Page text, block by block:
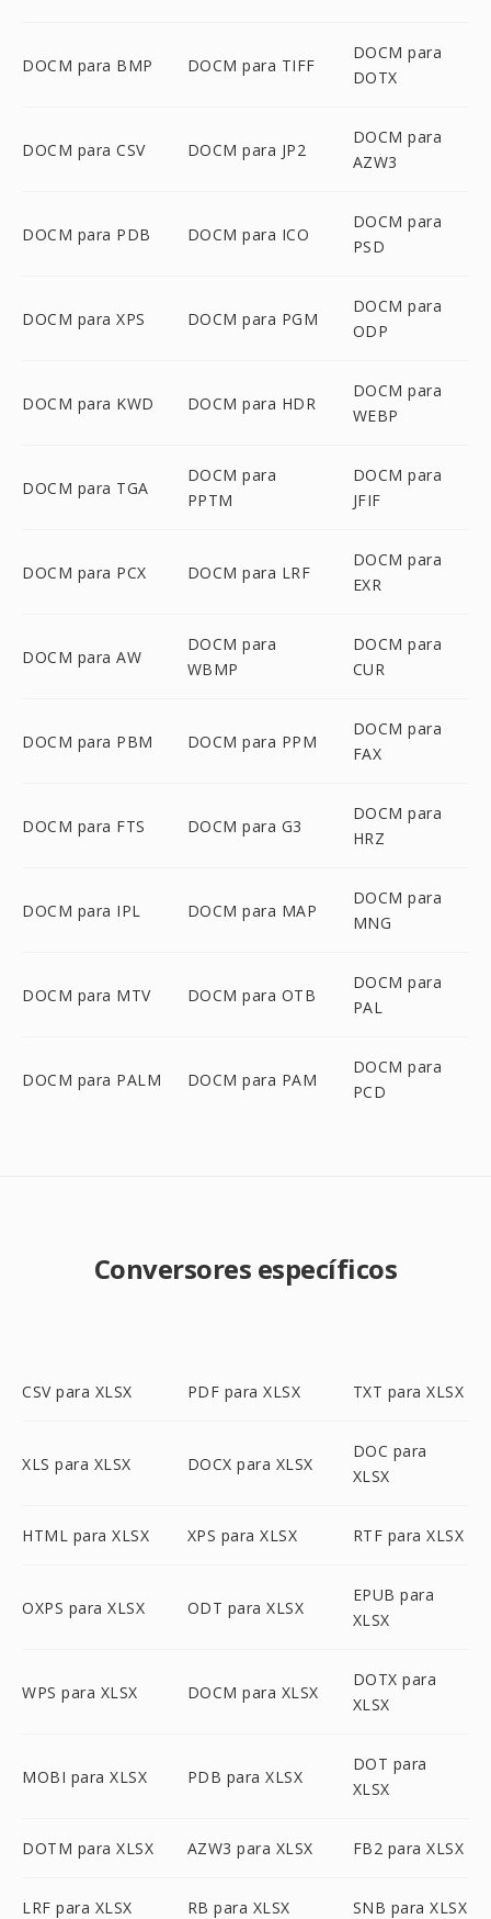
DOCM para BMP DOCM para TIFF
DOCM para
DOTX
DOCM para CSV DOCM para JP2
DOCM para
AZW3
DOCM para PDB DOCM para ICO
DOCM para
PSD
DOCM para XPS DOCM para PGM
DOCM para
ODP
DOCM para KWD DOCM para HDR
DOCM para
WEBP
DOCM para TGA
DOCM para
PPTM
DOCM para
JFIF
DOCM para PCX DOCM para LRF
DOCM para
EXR
DOCM para AW
DOCM para
WBMP
DOCM para
CUR
DOCM para PBM DOCM para PPM
DOCM para
FAX
DOCM para FTS DOCM para G3
DOCM para
HRZ
DOCM para IPL DOCM para MAP
DOCM para
MNG
DOCM para MTV DOCM para OTB
DOCM para
PAL
DOCM para PALM DOCM para PAM
DOCM para
PCD
Conversores específicos
CSV para XLSX PDF para XLSX TXT para XLSX
XLS para XLSX DOCX para XLSX
DOC para
XLSX
HTML para XLSX XPS para XLSX RTF para XLSX
OXPS para XLSX ODT para XLSX
EPUB para
XLSX
WPS para XLSX DOCM para XLSX
DOTX para
XLSX
MOBI para XLSX PDB para XLSX
DOT para
XLSX
DOTM para XLSX AZW3 para XLSX FB2 para XLSX
LRF para XLSX RB para XLSX SNB para XLSX